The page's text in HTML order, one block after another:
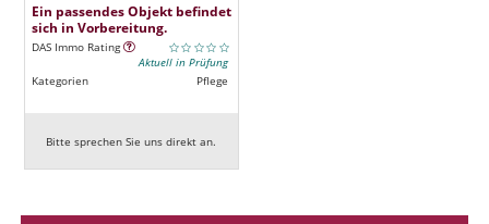
Ein passendes Objekt befindet
sich in Vorbereitung.
DAS Immo Rating
Aktuell in Prüfung
Kategorien
Pflege
Bitte sprechen Sie uns direkt an.